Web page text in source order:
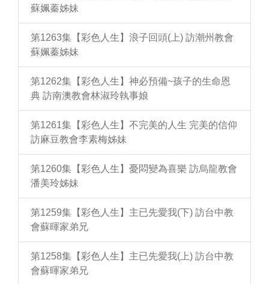
蘇姵蓁姊妹
第1263集【彩色人生】浪子回頭(上) 訪潮州教會
蘇姵蓁姊妹
第1262集【彩色人生】神必預備~孩子的生命恩
典 訪南澳教會林淑玲執事娘
第1261集【彩色人生】不完美的人生 完美的信仰
訪麻豆教會李素梅姊妹
第1260集【彩色人生】憂悶變為喜樂 訪烏龍教會
潘美玲姊妹
第1259集【彩色人生】主已先愛我(下) 訪台中教
會蘇暉家弟兄
第1258集【彩色人生】主已先愛我(上) 訪台中教
會蘇暉家弟兄